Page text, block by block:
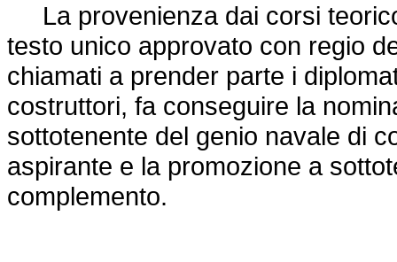
La provenienza dai corsi
testo unico approvato con regio
chiamati a prender parte i
costruttori, fa conseguire la
sottotenente del genio navale di
aspirante e la promozione a
complemento.